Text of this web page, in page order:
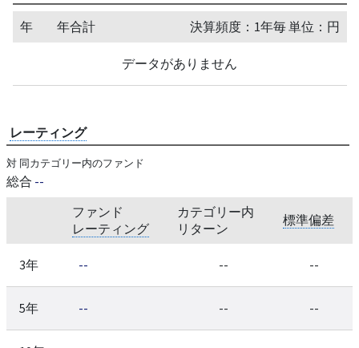
年 年合計 決算頻度：1年毎 単位：円
データがありません
レーティング
対 同カテゴリー内のファンド
総合 --
ファンド
レーティング
カテゴリー内
リターン
標準偏差
3年 -- -- --
5年 -- -- --